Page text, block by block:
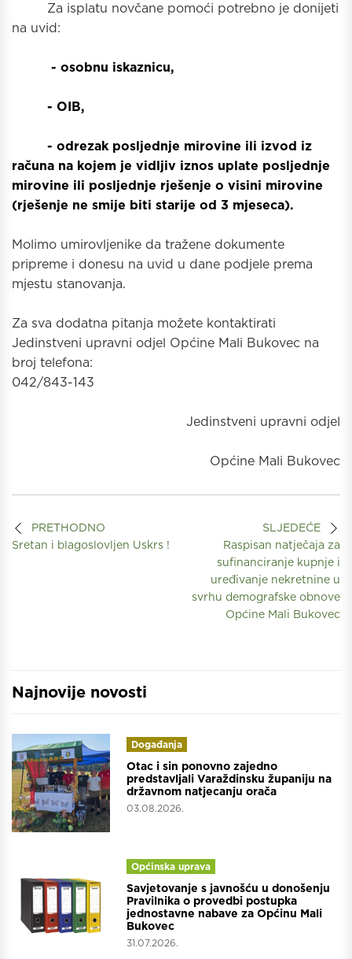
Za isplatu novčane pomoći potrebno je donijeti
na uvid:
- osobnu iskaznicu,
- OIB,
- odrezak posljednje mirovine ili izvod iz
računa na kojem je vidljiv iznos uplate posljednje
mirovine ili posljednje rješenje o visini mirovine
(rješenje ne smije biti starije od 3 mjeseca).
Molimo umirovljenike da tražene dokumente
pripreme i donesu na uvid u dane podjele prema
mjestu stanovanja.
Za sva dodatna pitanja možete kontaktirati
Jedinstveni upravni odjel Općine Mali Bukovec na
broj telefona:
042/843-143
Jedinstveni upravni odjel
Općine Mali Bukovec
PRETHODNO
Sretan i blagoslovljen Uskrs !
SLJEDEĆE
Raspisan natječaja za
sufinanciranje kupnje i
uređivanje nekretnine u
svrhu demografske obnove
Općine Mali Bukovec
Najnovije novosti
Događanja
Otac i sin ponovno zajedno
predstavljali Varaždinsku županiju na
državnom natjecanju orača
03.08.2026.
Općinska uprava
Savjetovanje s javnošću u donošenju
Pravilnika o provedbi postupka
jednostavne nabave za Općinu Mali
Bukovec
31.07.2026.